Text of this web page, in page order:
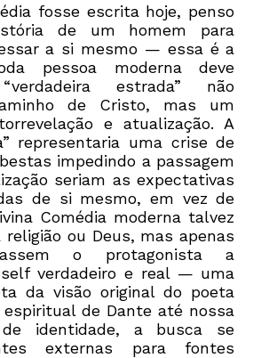
fosse escrita hoje, penso
de um homem para
a si mesmo — essa é a
pessoa moderna deve
estrada” não
de Cristo, mas um
e atualização. A
representaria uma crise de
impedindo a passagem
seriam as expectativas
de si mesmo, em vez de
Comédia moderna talvez
ou Deus, mas apenas
o protagonista a
verdadeiro e real — uma
da visão original do poeta
espiritual de Dante até nossa
identidade, a busca se
externas para fontes